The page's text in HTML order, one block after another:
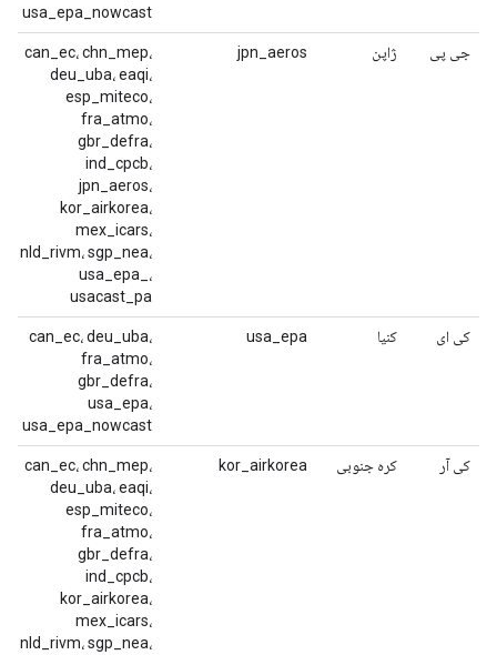
usa_epa_nowcast
جی پی ژاپن jpn_aeros
can_ec، chn_mep،
deu_uba، eaqi،
esp_miteco،
fra_atmo،
gbr_defra،
ind_cpcb،
jpn_aeros،
kor_airkorea،
mex_icars،
nld_rivm، sgp_nea،
usa_epa_،
usacast_pa
کی ای کنیا usa_epa
can_ec، deu_uba،
fra_atmo،
gbr_defra،
usa_epa،
usa_epa_nowcast
کی آر کره جنوبی kor_airkorea
can_ec، chn_mep،
deu_uba، eaqi،
esp_miteco،
fra_atmo،
gbr_defra،
ind_cpcb،
kor_airkorea،
mex_icars،
nld_rivm، sgp_nea،